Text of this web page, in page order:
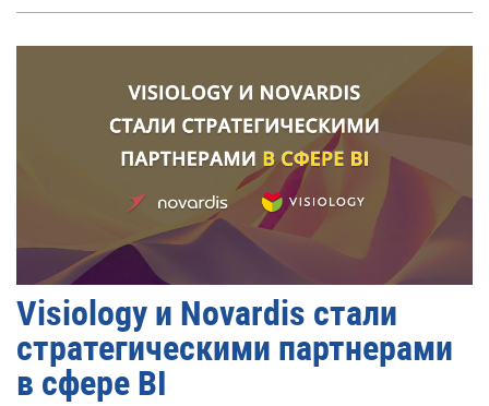
Visiology и Novardis стали
стратегическими партнерами
в сфере BI